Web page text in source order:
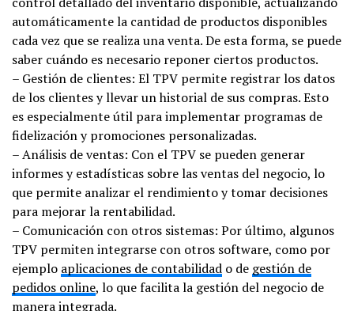
automáticamente la cantidad de productos disponibles
cada vez que se realiza una venta. De esta forma, se puede
saber cuándo es necesario reponer ciertos productos.
– Gestión de clientes: El TPV permite registrar los datos
de los clientes y llevar un historial de sus compras. Esto
es especialmente útil para implementar programas de
fidelización y promociones personalizadas.
– Análisis de ventas: Con el TPV se pueden generar
informes y estadísticas sobre las ventas del negocio, lo
que permite analizar el rendimiento y tomar decisiones
para mejorar la rentabilidad.
– Comunicación con otros sistemas: Por último, algunos
TPV permiten integrarse con otros software, como por
ejemplo aplicaciones de contabilidad o de gestión de
pedidos online, lo que facilita la gestión del negocio de
manera integrada.